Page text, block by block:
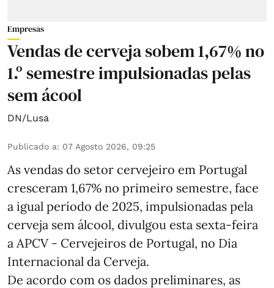
Empresas
Vendas de cerveja sobem 1,67% no
1.º semestre impulsionadas pelas
sem ácool
DN/Lusa
Publicado a: 07 Agosto 2026, 09:25
As vendas do setor cervejeiro em Portugal
cresceram 1,67% no primeiro semestre, face
a igual período de 2025, impulsionadas pela
cerveja sem álcool, divulgou esta sexta-feira
a APCV - Cervejeiros de Portugal, no Dia
Internacional da Cerveja.
De acordo com os dados preliminares, as